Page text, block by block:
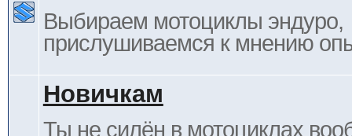
Выбираем мотоциклы эндуро,
прислушиваемся к мнению
Новичкам
Ты не силён в мотоциклах